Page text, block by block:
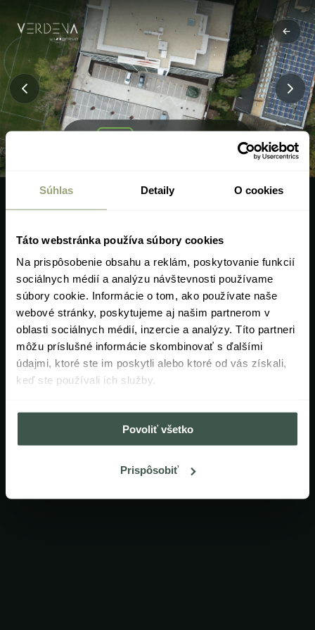
Súhlas Detaily O cookies
Táto webstránka používa súbory cookies
Na prispôsobenie obsahu a reklám, poskytovanie funkcií
sociálnych médií a analýzu návštevnosti používame
súbory cookie. Informácie o tom, ako používate naše
webové stránky, poskytujeme aj našim partnerom v
oblasti sociálnych médií, inzercie a analýzy. Títo partneri
môžu príslušné informácie skombinovať s ďalšími
údajmi, ktoré ste im poskytli alebo ktoré od vás získali,
keď ste používali ich služby.
Povoliť všetko
Prispôsobiť